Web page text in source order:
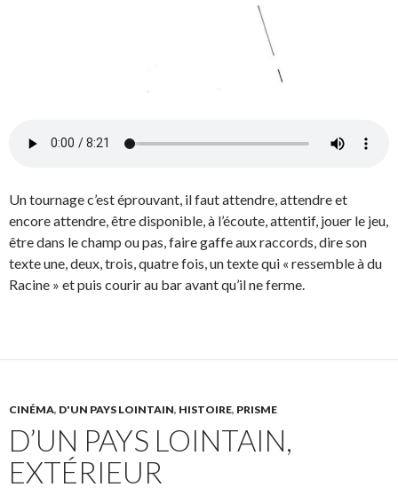
Un tournage c’est éprouvant, il faut attendre, attendre et
encore attendre, être disponible, à l’écoute, attentif, jouer le jeu,
être dans le champ ou pas, faire gaffe aux raccords, dire son
texte une, deux, trois, quatre fois, un texte qui « ressemble à du
Racine » et puis courir au bar avant qu’il ne ferme.
CINÉMA, D'UN PAYS LOINTAIN, HISTOIRE, PRISME
D’UN PAYS LOINTAIN,
EXTÉRIEUR